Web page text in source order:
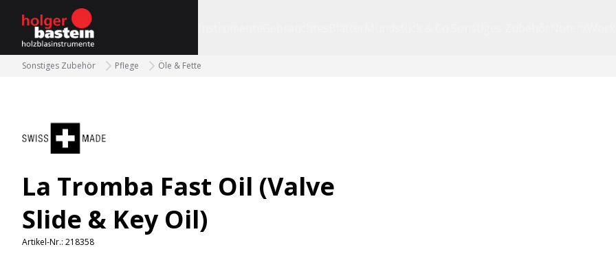
bastein
Sonstiges Zubehör Pflege Öle & Fette
La Tromba Fast Oil (Valve
Slide & Key Oil)
Artikel-Nr.: 218358